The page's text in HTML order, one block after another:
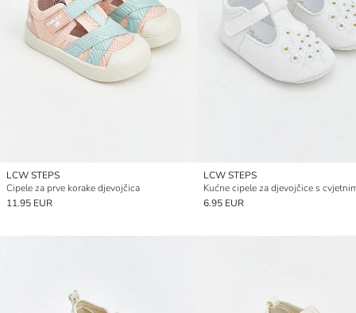
LCW STEPS
Cipele za prve korake djevojčica
11.95 EUR
LCW STEPS
6.95 EUR